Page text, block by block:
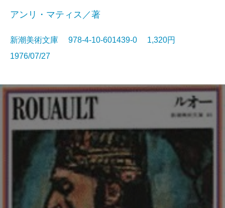
アンリ・マティス／著
新潮美術文庫 978-4-10-601439-0 1,320円
1976/07/27